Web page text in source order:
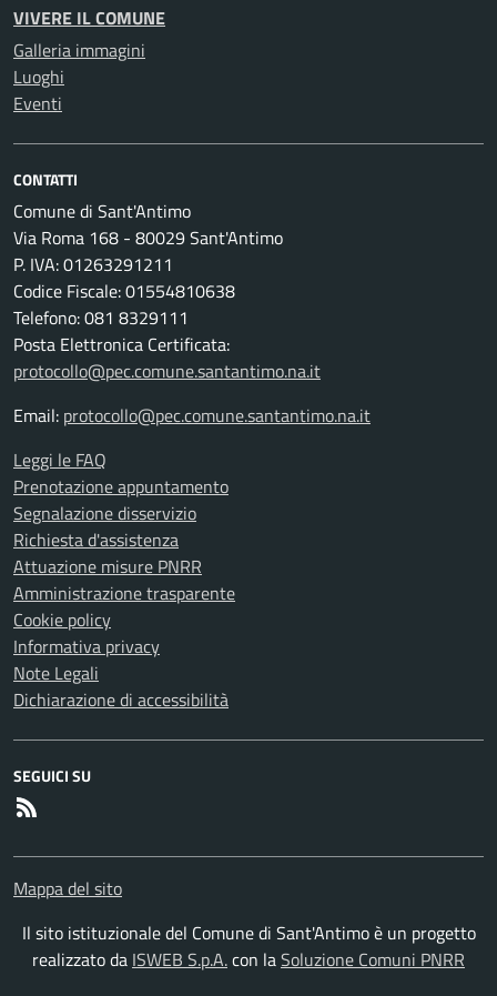
VIVERE IL COMUNE
Galleria immagini
Luoghi
Eventi
CONTATTI
Comune di Sant'Antimo
Via Roma 168 - 80029 Sant'Antimo
P. IVA: 01263291211
Codice Fiscale: 01554810638
Telefono: 081 8329111
Posta Elettronica Certificata:
protocollo@pec.comune.santantimo.na.it
Email: protocollo@pec.comune.santantimo.na.it
Leggi le FAQ
Prenotazione appuntamento
Segnalazione disservizio
Richiesta d'assistenza
Attuazione misure PNRR
Amministrazione trasparente
Cookie policy
Informativa privacy
Note Legali
Dichiarazione di accessibilità
SEGUICI SU
Mappa del sito
Il sito istituzionale del Comune di Sant'Antimo è un progetto
realizzato da ISWEB S.p.A.con laSoluzione Comuni PNRR